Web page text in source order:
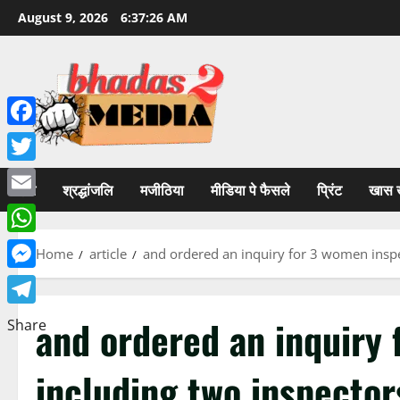
Skip
to
August 9, 2026 6:37:26 AM
होम श्रद्धांजलि मजीठिया मीडिया पे फैसले प्रिंट खास
Home article and ordered an inquiry for 3 women
and ordered an
Facebook
Twitter
Email
WhatsApp
Messenger
Telegram
Share